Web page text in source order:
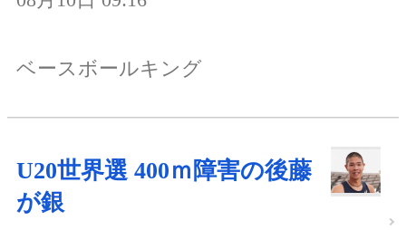
ベースボールキング
U20世界選 400ｍ障害の後藤
が銀